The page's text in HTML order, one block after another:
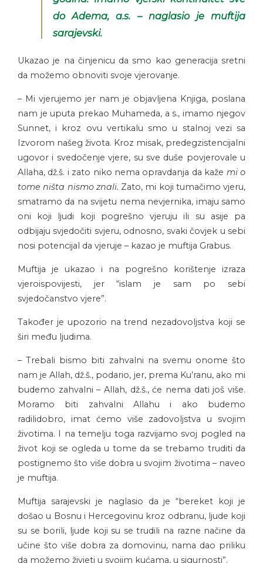
do Adema, a.s. – naglasio je muftija
sarajevski.
Ukazao je na činjenicu da smo kao generacija sretni
da možemo obnoviti svoje vjerovanje.
– Mi vjerujemo jer nam je objavljena Knjiga, poslana
nam je uputa prekao Muhameda, a s., imamo njegov
Sunnet, i kroz ovu vertikalu smo u stalnoj vezi sa
Izvorom našeg života. Kroz misak, predegzistencijalni
ugovor i svedočenje vjere, su sve duše povjerovale u
Allaha, dž.š. i zato niko nema opravdanja da kaže mi o
tome ništa nismo znali. Zato, mi koji tumačimo vjeru,
smatramo da na svijetu nema nevjernika, imaju samo
oni koji ljudi koji pogrešno vjeruju ili su asije pa
odbijaju svjedočiti svjeru, odnosno, svaki čovjek u sebi
nosi potencijal da vjeruje – kazao je muftija Grabus.
Muftija je ukazao i na pogrešno korištenje izraza
vjeroispovijesti, jer “islam je sam po sebi
svjedočanstvo vjere”.
Također je upozorio na trend nezadovoljstva koji se
širi među ljudima.
– Trebali bismo biti zahvalni na svemu onome što
nam je Allah, dž.š., podario, jer, prema Ku’ranu, ako mi
budemo zahvalni – Allah, dž.š., će nema dati još više.
Moramo biti zahvalni Allahu i ako budemo
radilidobro, imat ćemo više zadovoljstva u svojim
životima. I na temelju toga razvijamo svoj pogled na
život koji se ogleda u tome da se trebamo truditi da
postignemo što više dobra u svojim životima – naveo
je muftija.
Muftija sarajevski je naglasio da je “bereket koji je
došao u Bosnu i Hercegovinu kroz odbranu, ljude koji
su se borili, ljude koji su se trudili na razne načine da
učine što više dobra za domovinu, nama dao priliku
da možemo živjeti u svojim kućama, u sigurnosti”.